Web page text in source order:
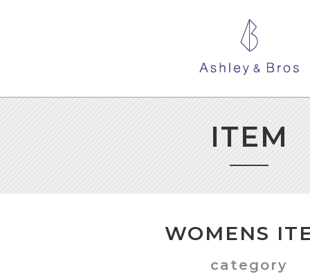
ITEM
WOMENS
category